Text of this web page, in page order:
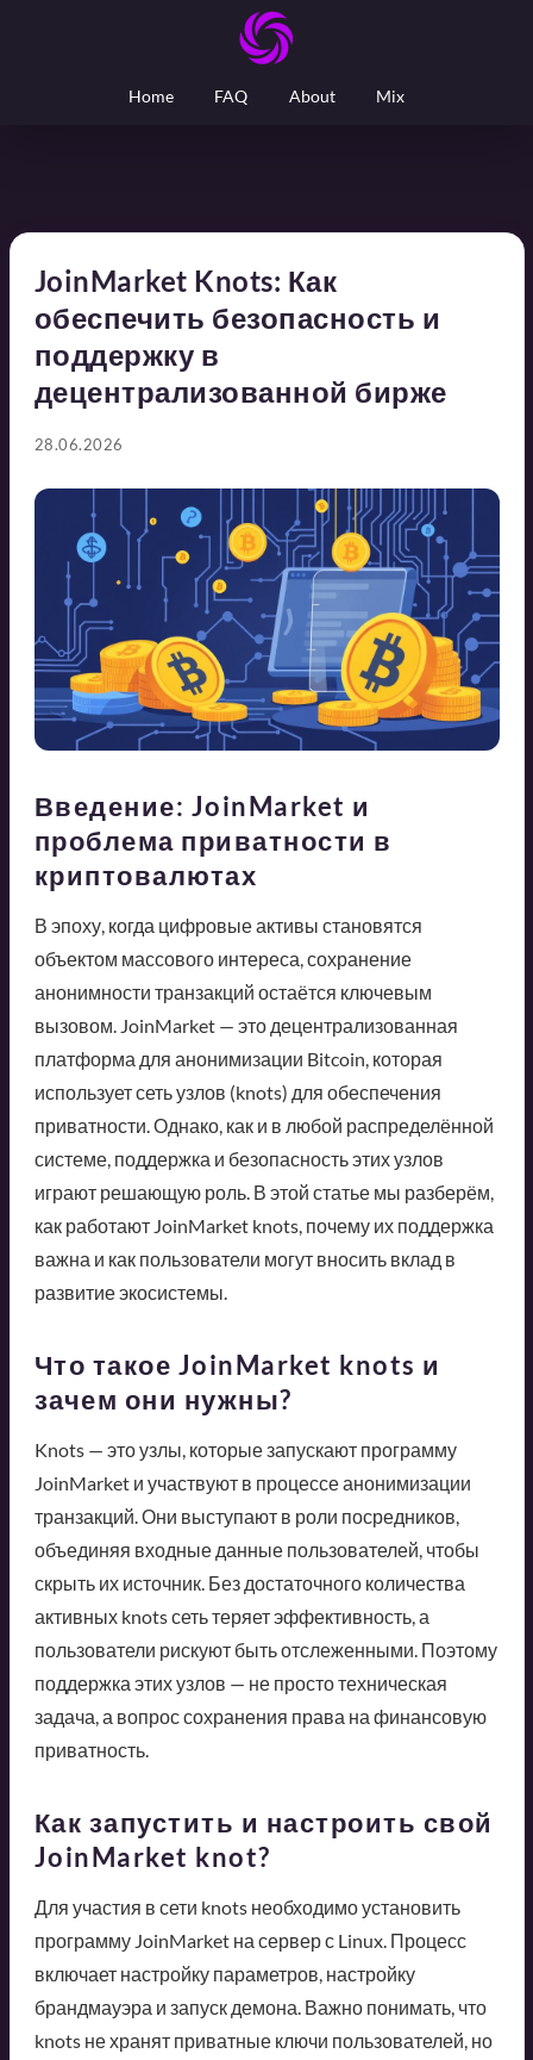
Home FAQ About Mix
JoinMarket Knots: Как
обеспечить безопасность и
поддержку в
децентрализованной бирже
28.06.2026
Введение: JoinMarket и
проблема приватности в
криптовалютах
В эпоху, когда цифровые активы становятся
объектом массового интереса, сохранение
анонимности транзакций остаётся ключевым
вызовом. JoinMarket — это децентрализованная
платформа для анонимизации Bitcoin, которая
использует сеть узлов (knots) для обеспечения
приватности. Однако, как и в любой распределённой
системе, поддержка и безопасность этих узлов
играют решающую роль. В этой статье мы разберём,
как работают JoinMarket knots, почему их поддержка
важна и как пользователи могут вносить вклад в
развитие экосистемы.
Что такое JoinMarket knots и
зачем они нужны?
Knots — это узлы, которые запускают программу
JoinMarket и участвуют в процессе анонимизации
транзакций. Они выступают в роли посредников,
объединяя входные данные пользователей, чтобы
скрыть их источник. Без достаточного количества
активных knots сеть теряет эффективность, а
пользователи рискуют быть отслеженными. Поэтому
поддержка этих узлов — не просто техническая
задача, а вопрос сохранения права на финансовую
приватность.
Как запустить и настроить свой
JoinMarket knot?
Для участия в сети knots необходимо установить
программу JoinMarket на сервер с Linux. Процесс
включает настройку параметров, настройку
брандмауэра и запуск демона. Важно понимать, что
knots не хранят приватные ключи пользователей, но